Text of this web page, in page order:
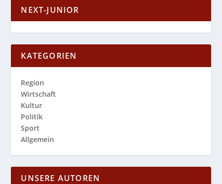
NEXT-JUNIOR
KATEGORIEN
Region
Wirtschaft
Kultur
Politik
Sport
Allgemein
UNSERE AUTOREN